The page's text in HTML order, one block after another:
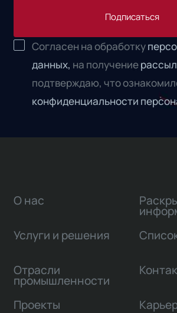
Подписаться
Согласен на обработку
данных, на получение
подтверждаю, что
конфиденциальности
О нас
Услуги и решения
Отрасли
промышленности
Проекты